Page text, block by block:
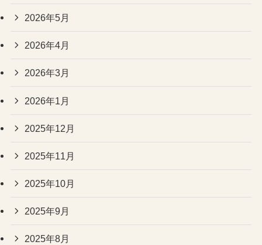
2026年5月
2026年4月
2026年3月
2026年1月
2025年12月
2025年11月
2025年10月
2025年9月
2025年8月